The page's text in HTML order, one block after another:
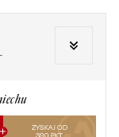
ZYSKAJ OD
390 PKT